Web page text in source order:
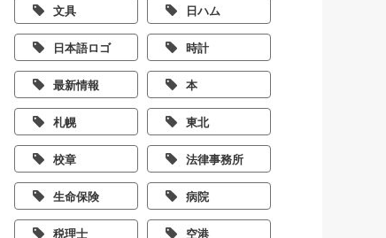
文具 日ハム
日本語ロゴ 時計
最新情報 本
札幌 東北
校章 法律事務所
生命保険 病院
税理士 空港